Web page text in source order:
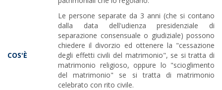
COS'È
Le persone separate da 3 anni (che si contano
dalla data dell'udienza presidenziale di
separazione consensuale o giudiziale) possono
chiedere il divorzio ed ottenere la "cessazione
degli effetti civili del matrimonio", se si tratta di
matrimonio religioso, oppure lo "scioglimento
del matrimonio" se si tratta di matrimonio
celebrato con rito civile.